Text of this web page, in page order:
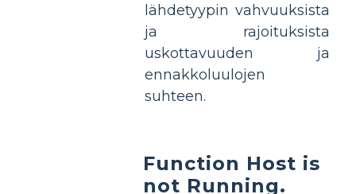
lähdetyypin vahvuuksista
ja rajoituksista
uskottavuuden ja
ennakkoluulojen
suhteen.
Function Host is
not Running.